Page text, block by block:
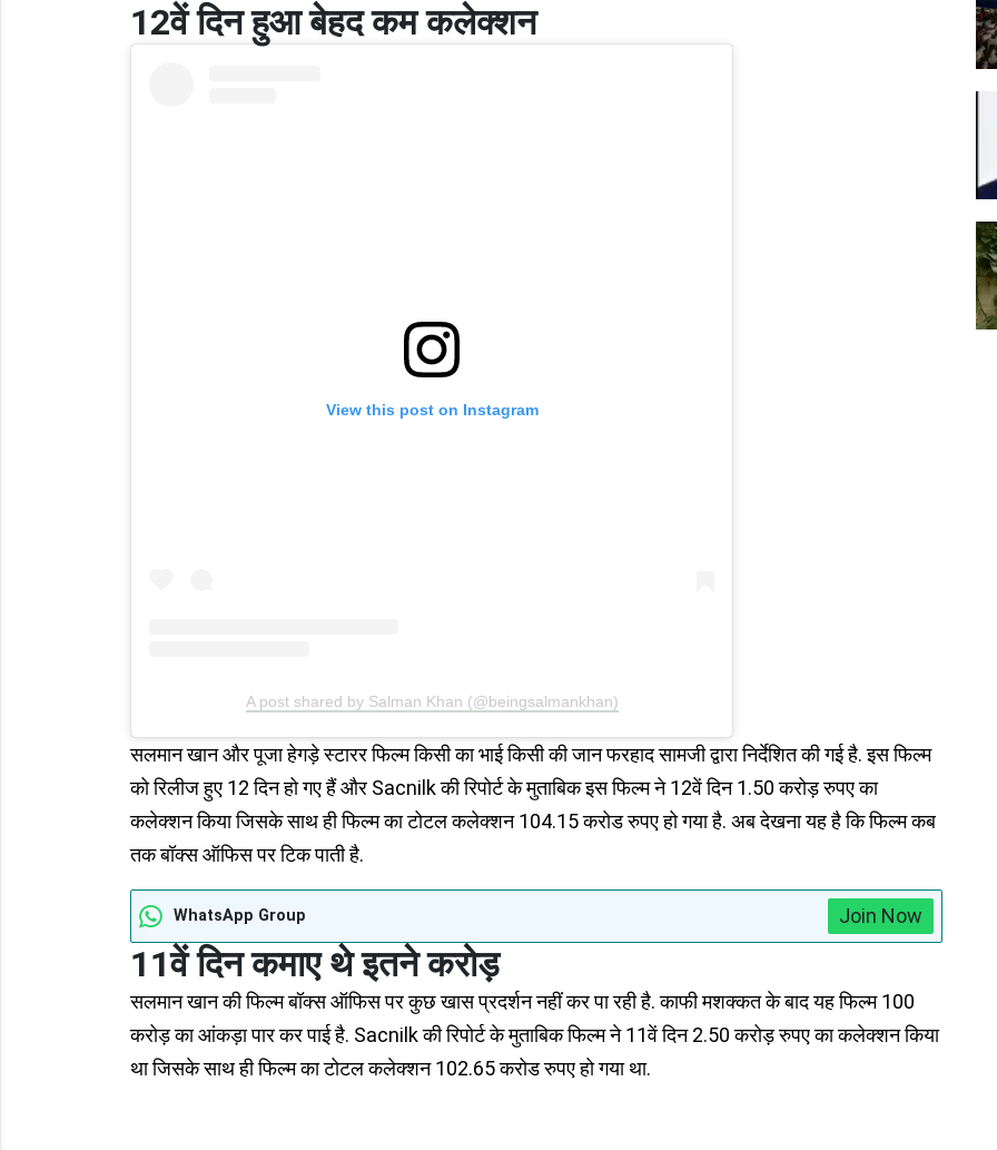
12वें दिन हुआ बेहद कम कलेक्शन
View this post on Instagram
A post shared by Salman Khan (@beingsalmankhan)
सलमान खान और पूजा हेगड़े स्टारर फिल्म किसी का भाई किसी की जान फरहाद सामजी द्वारा निर्देशित की गई है. इस फिल्म
को रिलीज हुए 12 दिन हो गए हैं और Sacnilk की रिपोर्ट के मुताबिक इस फिल्म ने 12वें दिन 1.50 करोड़ रुपए का
कलेक्शन किया जिसके साथ ही फिल्म का टोटल कलेक्शन 104.15 करोड रुपए हो गया है. अब देखना यह है कि फिल्म कब
तक बॉक्स ऑफिस पर टिक पाती है.
WhatsApp Group Join Now
11वें दिन कमाए थे इतने करोड़
सलमान खान की फिल्म बॉक्स ऑफिस पर कुछ खास प्रदर्शन नहीं कर पा रही है. काफी मशक्कत के बाद यह फिल्म 100
करोड़ का आंकड़ा पार कर पाई है. Sacnilk की रिपोर्ट के मुताबिक फिल्म ने 11वें दिन 2.50 करोड़ रुपए का कलेक्शन किया
था जिसके साथ ही फिल्म का टोटल कलेक्शन 102.65 करोड रुपए हो गया था.